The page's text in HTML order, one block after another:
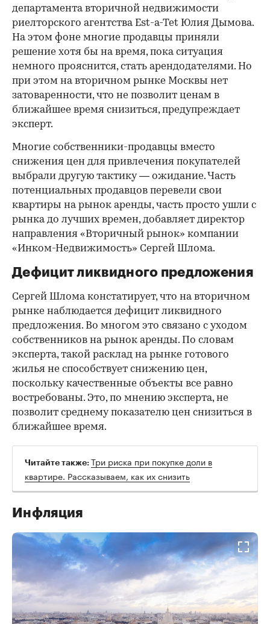
департамента вторичной недвижимости
риелторского агентства Est-a-Tet Юлия Дымова.
На этом фоне многие продавцы приняли
решение хотя бы на время, пока ситуация
немного прояснится, стать арендодателями. Но
при этом на вторичном рынке Москвы нет
затоваренности, что не позволит ценам в
ближайшее время снизиться, предупреждает
эксперт.
Многие собственники-продавцы вместо
снижения цен для привлечения покупателей
выбрали другую тактику — ожидание. Часть
потенциальных продавцов перевели свои
квартиры на рынок аренды, часть просто ушли с
рынка до лучших времен, добавляет директор
направления «Вторичный рынок» компании
«Инком-Недвижимость» Сергей Шлома.
Дефицит ликвидного предложения
Сергей Шлома констатирует, что на вторичном
рынке наблюдается дефицит ликвидного
предложения. Во многом это связано с уходом
собственников на рынок аренды. По словам
эксперта, такой расклад на рынке готового
жилья не способствует снижению цен,
поскольку качественные объекты все равно
востребованы. Это, по мнению эксперта, не
позволит среднему показателю цен снизиться в
ближайшее время.
Читайте также: Три риска при покупке доли в
квартире. Рассказываем, как их снизить
Инфляция